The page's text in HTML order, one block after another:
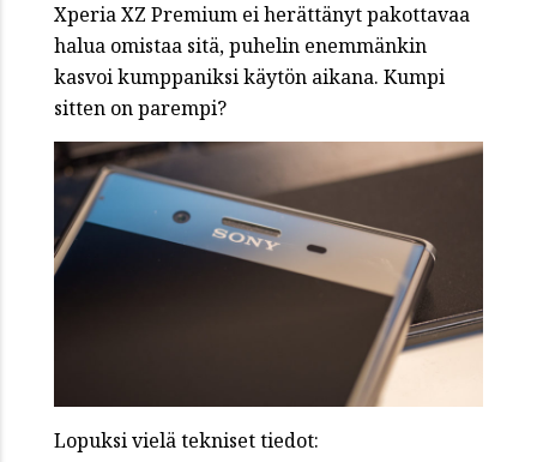
Xperia XZ Premium ei herättänyt pakottavaa
halua omistaa sitä, puhelin enemmänkin
kasvoi kumppaniksi käytön aikana. Kumpi
sitten on parempi?
Lopuksi vielä tekniset tiedot: